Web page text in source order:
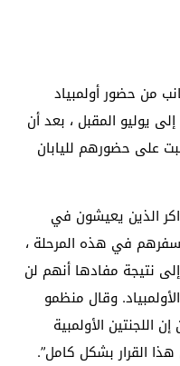
من حضور أولمبياد
يوليو المقبل ، بعد أن
على حضورهم لليابان
الذين يعيشون في
في هذه المرحلة ،
نتيجة مفادها أنهم لن
وقال منظمو
اللجنتين الأولمبية
هذا القرار بشكل كامل”.